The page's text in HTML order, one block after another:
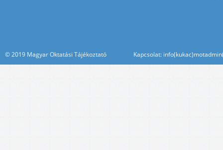
© 2019 Magyar Oktatási Tájékoztató Kapcsolat: